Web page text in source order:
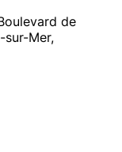
de
sur-Mer,